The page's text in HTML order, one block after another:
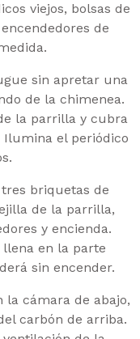
viejos, bolsas de
de
sin apretar una
de la chimenea.
la parrilla y cubra
el periódico
briquetas de
de la parrilla,
y encienda.
en la parte
sin encender.
la cámara de abajo,
carbón de arriba.